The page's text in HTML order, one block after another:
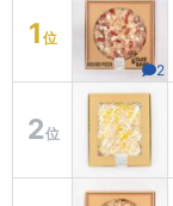
1 位
2
2位